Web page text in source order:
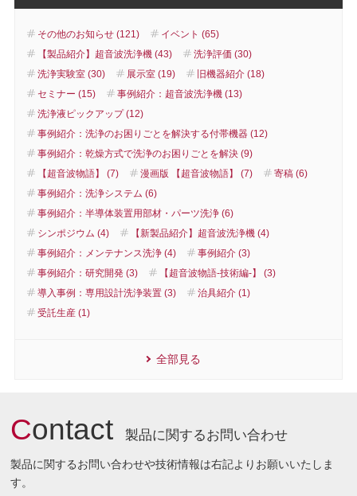
その他のお知らせ (121)
イベント (65)
【製品紹介】超音波洗浄機 (43)
洗浄評価 (30)
洗浄実験室 (30)
展示室 (19)
旧機器紹介 (18)
セミナー (15)
事例紹介：超音波洗浄機 (13)
洗浄液ピックアップ (12)
事例紹介：洗浄のお困りごとを解決する付帯機器 (12)
事例紹介：乾燥方式で洗浄のお困りごとを解決 (9)
【超音波物語】 (7)
漫画版 【超音波物語】 (7)
寄稿 (6)
事例紹介：洗浄システム (6)
事例紹介：半導体装置用部材・パーツ洗浄 (6)
シンポジウム (4)
【新製品紹介】超音波洗浄機 (4)
事例紹介：メンテナンス洗浄 (4)
事例紹介 (3)
事例紹介：研究開発 (3)
【超音波物語-技術編-】 (3)
導入事例：専用設計洗浄装置 (3)
治具紹介 (1)
受託生産 (1)
全部見る
Contact 製品に関するお問い合わせ
製品に関するお問い合わせや技術情報は右記よりお願いいたしま
す。